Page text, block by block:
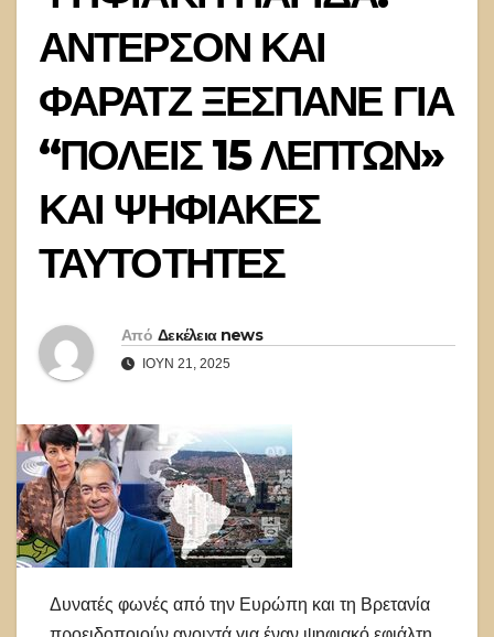
ΑΝΤΕΡΣΟΝ ΚΑΙ
ΦΑΡΑΤΖ ΞΕΣΠΑΝΕ ΓΙΑ
“ΠΟΛΕΙΣ 15 ΛΕΠΤΩΝ»
ΚΑΙ ΨΗΦΙΑΚΕΣ
ΤΑΥΤΟΤΗΤΕΣ
Από Δεκέλεια news
ΙΟΎΝ 21, 2025
Δυνατές φωνές από την Ευρώπη και τη Βρετανία